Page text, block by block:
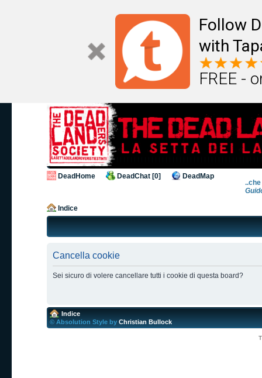
Follow
with
FREE -
DeadHome DeadChat [0] DeadMap
Indice
Cancella cookie
Sei sicuro di volere cancellare tutti i cookie di questa board?
Indice
© Absolution Style by Christian Bullock